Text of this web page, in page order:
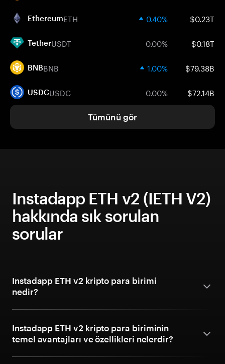
EthereumETH 0.40% $0.23T
TetherUSDT 0.00% $0.18T
BNBBNB 1.00% $79.38B
USDCUSDC 0.00% $72.14B
Tümünü gör
Instadapp ETH v2 (IETH V2)
hakkında sık sorulan
sorular
Instadapp ETH v2 kripto para birimi
nedir?
Instadapp ETH v2 kripto para biriminin
temel avantajları ve özellikleri nelerdir?